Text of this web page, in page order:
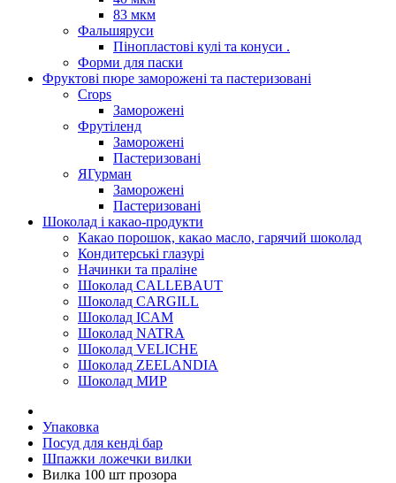
83 мкм
Фальшяруси
Пінопластові кулі та конуси .
Форми для паски
Фруктові пюре заморожені та пастеризовані
Crops
Заморожені
Фрутіленд
Заморожені
Пастеризовані
ЯГурман
Заморожені
Пастеризовані
Шоколад і какао-продукти
Какао порошок, какао масло, гарячий шоколад
Кондитерські глазурі
Начинки та праліне
Шоколад CALLEBAUT
Шоколад CARGILL
Шоколад ICAM
Шоколад NATRA
Шоколад VELICHE
Шоколад ZEELANDIA
Шоколад МИР
Упаковка
Посуд для кенді бар
Шпажки ложечки вилки
Вилка 100 шт прозора